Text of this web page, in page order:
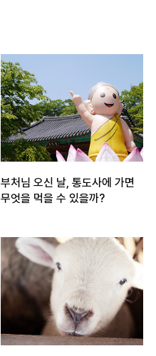
부처님 오신 날, 통도사에 가면
무엇을 먹을 수 있을까?